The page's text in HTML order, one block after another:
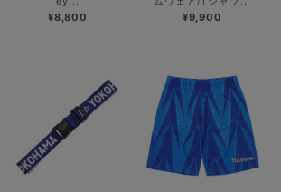
¥8,800 ¥9,900